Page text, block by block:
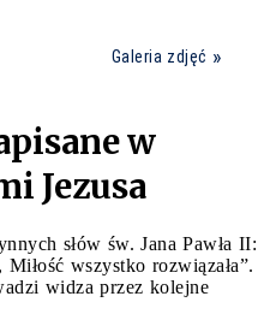
Galeria zdjęć
w
Jezusa
słów św. Jana Pawła II:
wszystko rozwiązała”.
widza przez kolejne